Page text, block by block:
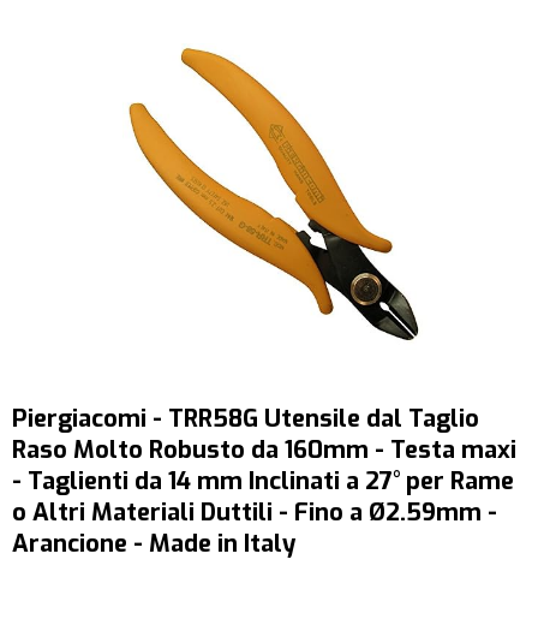
Piergiacomi - TRR58G Utensile dal Taglio
Raso Molto Robusto da 160mm - Testa maxi
- Taglienti da 14 mm Inclinati a 27° per Rame
o Altri Materiali Duttili - Fino a Ø2.59mm -
Arancione - Made in Italy